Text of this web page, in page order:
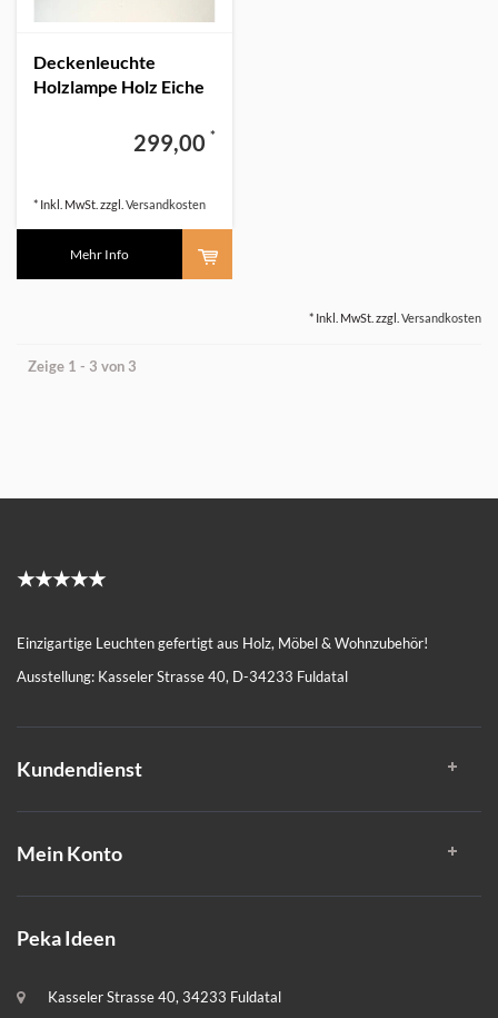
Deckenleuchte
Holzlampe Holz Eiche
299,00 *
* Inkl. MwSt. zzgl. Versandkosten
Mehr Info
* Inkl. MwSt. zzgl. Versandkosten
Zeige 1 - 3 von 3
★★★★★
Einzigartige Leuchten gefertigt aus Holz, Möbel & Wohnzubehör!
Ausstellung: Kasseler Strasse 40, D-34233 Fuldatal
Kundendienst
Mein Konto
Peka Ideen
Kasseler Strasse 40, 34233 Fuldatal